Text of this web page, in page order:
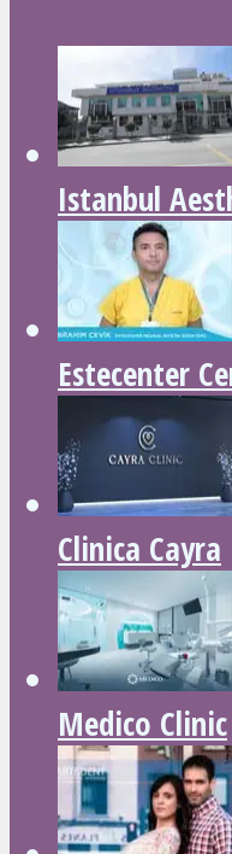
Istanbul
Estecenter
Clinica Cayra
Medico Clinic